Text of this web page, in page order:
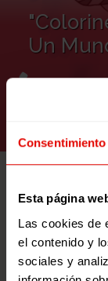
Consentimiento
Esta página
Las cookies de
el contenido y
sociales y
Un